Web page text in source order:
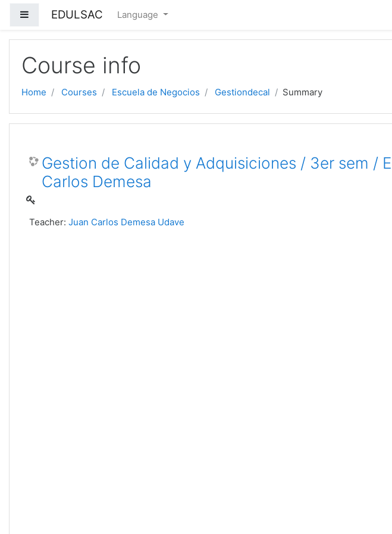
Side panel
EDULSAC Language
Course info
Home Courses Escuela de Negocios Gestiondecal Summary
Gestion de Calidad y Adquisiciones / 3er sem /
Carlos Demesa
Teacher: Juan Carlos Demesa Udave